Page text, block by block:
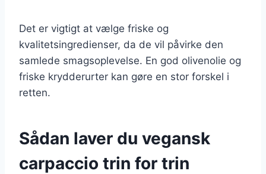
Det er vigtigt at vælge friske og
kvalitetsingredienser, da de vil påvirke den
samlede smagsoplevelse. En god olivenolie og
friske krydderurter kan gøre en stor forskel i
retten.
Sådan laver du vegansk
carpaccio trin for trin